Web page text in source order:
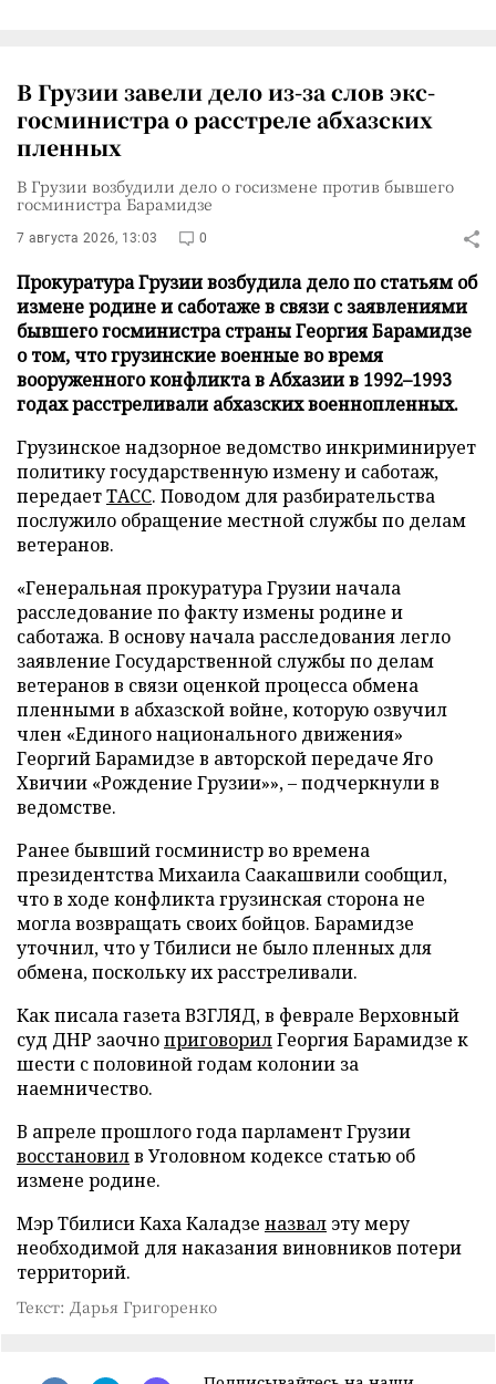
В Грузии завели дело из-за слов экс-
госминистра о расстреле абхазских
пленных
В Грузии возбудили дело о госизмене против бывшего
госминистра Барамидзе
7 августа 2026, 13:03 0
Прокуратура Грузии возбудила дело по статьям об
измене родине и саботаже в связи с заявлениями
бывшего госминистра страны Георгия Барамидзе
о том, что грузинские военные во время
вооруженного конфликта в Абхазии в 1992–1993
годах расстреливали абхазских военнопленных.
Грузинское надзорное ведомство инкриминирует
политику государственную измену и саботаж,
передаетТАСС. Поводом для разбирательства
послужило обращение местной службы по делам
ветеранов.
«Генеральная прокуратура Грузии начала
расследование по факту измены родине и
саботажа. В основу начала расследования легло
заявление Государственной службы по делам
ветеранов в связи оценкой процесса обмена
пленными в абхазской войне, которую озвучил
член «Единого национального движения»
Георгий Барамидзе в авторской передаче Яго
Хвичии «Рождение Грузии»», – подчеркнули в
ведомстве.
Ранее бывший госминистр во времена
президентства Михаила Саакашвили сообщил,
что в ходе конфликта грузинская сторона не
могла возвращать своих бойцов. Барамидзе
уточнил, что у Тбилиси не было пленных для
обмена, поскольку их расстреливали.
Как писала газета ВЗГЛЯД, в феврале Верховный
суд ДНР заочноприговорилГеоргия Барамидзе к
шести с половиной годам колонии за
наемничество.
В апреле прошлого года парламент Грузии
восстановилв Уголовном кодексе статью об
измене родине.
Мэр Тбилиси Каха Каладзе назвал эту меру
необходимой для наказания виновников потери
территорий.
Текст: Дарья Григоренко